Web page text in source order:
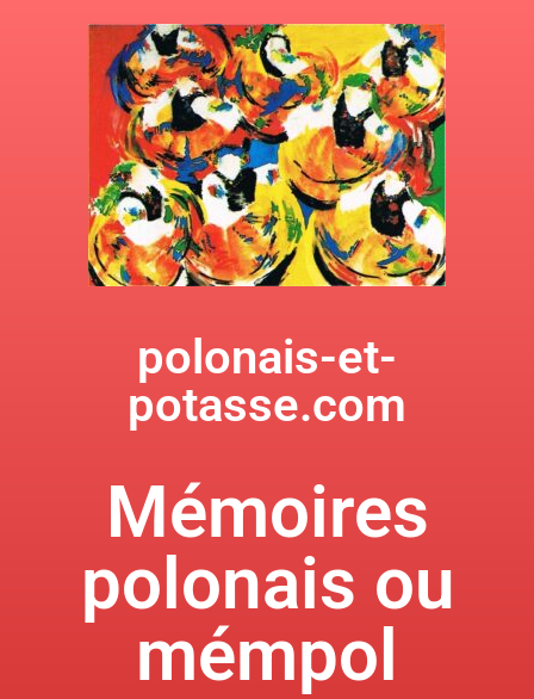
polonais-et-
potasse.com
Mémoires
polonais ou
mémpol